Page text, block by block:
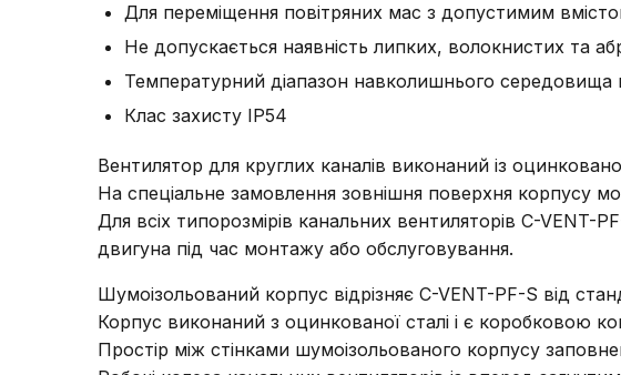
Для переміщення повітряних мас з допустимим
Не допускається наявність липких, волокнистих та
Температурний діапазон навколишнього середовища
Клас захисту IP54
Вентилятор для круглих каналів виконаний із
На спеціальне замовлення зовнішня поверхня корпусу
Для всіх типорозмірів канальних вентиляторів C-
двигуна під час монтажу або обслуговування.
Шумоізольований корпус відрізняє C-VENT-PF-S від
Корпус виконаний з оцинкованої сталі і є коробковою
Простір між стінками шумоізольованого корпусу